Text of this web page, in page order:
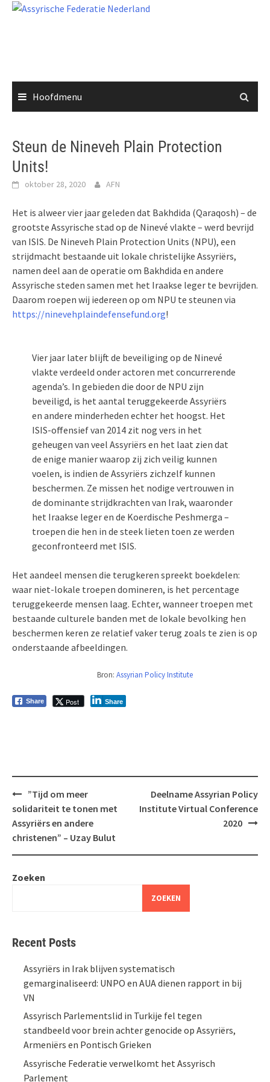
Hoofdmenu
Steun de Nineveh Plain Protection
Units!
oktober 28, 2020 AFN
Het is alweer vier jaar geleden dat Bakhdida (Qaraqosh) – de
grootste Assyrische stad op de Ninevé vlakte – werd bevrijd
van ISIS. De Nineveh Plain Protection Units (NPU), een
strijdmacht bestaande uit lokale christelijke Assyriërs,
namen deel aan de operatie om Bakhdida en andere
Assyrische steden samen met het Iraakse leger te bevrijden.
Daarom roepen wij iedereen op om NPU te steunen via
https://ninevehplaindefensefund.org!
Vier jaar later blijft de beveiliging op de Ninevé
vlakte verdeeld onder actoren met concurrerende
agenda’s. In gebieden die door de NPU zijn
beveiligd, is het aantal teruggekeerde Assyriërs
en andere minderheden echter het hoogst. Het
ISIS-offensief van 2014 zit nog vers in het
geheugen van veel Assyriërs en het laat zien dat
de enige manier waarop zij zich veilig kunnen
voelen, is indien de Assyriërs zichzelf kunnen
beschermen. Ze missen het nodige vertrouwen in
de dominante strijdkrachten van Irak, waaronder
het Iraakse leger en de Koerdische Peshmerga –
troepen die hen in de steek lieten toen ze werden
geconfronteerd met ISIS.
Het aandeel mensen die terugkeren spreekt boekdelen:
waar niet-lokale troepen domineren, is het percentage
teruggekeerde mensen laag. Echter, wanneer troepen met
bestaande culturele banden met de lokale bevolking hen
beschermen keren ze relatief vaker terug zoals te zien is op
onderstaande afbeeldingen.
Bron: Assyrian Policy Institute
Share Post Share
Bericht
navigatie
”Tijd om meer
solidariteit te tonen met
Assyriërs en andere
christenen” – Uzay Bulut
Deelname Assyrian Policy
Institute Virtual Conference
2020
Zoeken
ZOEKEN
Recent Posts
Assyriërs in Irak blijven systematisch
gemarginaliseerd: UNPO en AUA dienen rapport in bij
VN
Assyrisch Parlementslid in Turkije fel tegen
standbeeld voor brein achter genocide op Assyriërs,
Armeniërs en Pontisch Grieken
Assyrische Federatie verwelkomt het Assyrisch
Parlement